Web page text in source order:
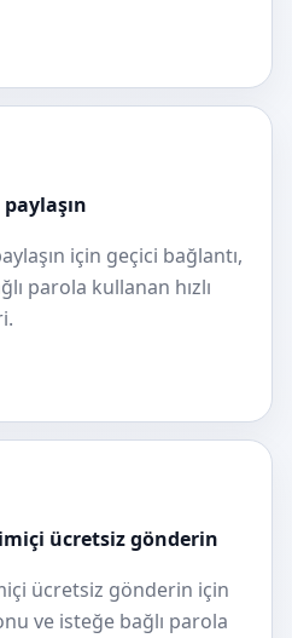
için geçici bağlantı,
parola kullanan hızlı
ücretsiz gönderin
ücretsiz gönderin için
ve isteğe bağlı parola